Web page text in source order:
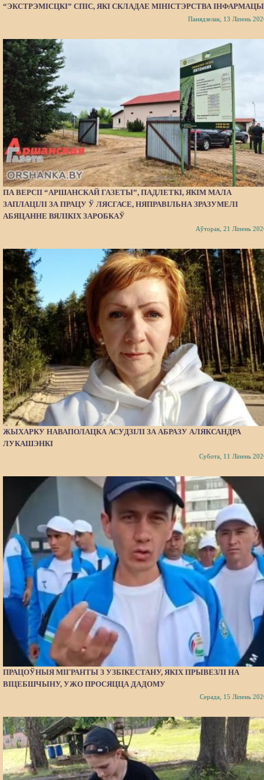
“ЭКСТРЭМІСЦКІ” СПІС, ЯКІ СКЛАДАЕ МІНІСТЭРСТВА
Панядзелак, 13 Ліпень
ПА ВЕРСІІ “АРШАНСКАЙ ГАЗЕТЫ”, ПАДЛЕТКІ, ЯКІМ МАЛА
ЗАПЛАЦІЛІ ЗА ПРАЦУ Ў ЛЯСГАСЕ, НЯПРАВІЛЬНА ЗРАЗУМЕЛІ
АБЯЦАННЕ ВЯЛІКІХ ЗАРОБКАЎ
Аўторак, 21 Ліпень
ЖЫХАРКУ НАВАПОЛАЦКА АСУДЗІЛІ ЗА АБРАЗУ АЛЯКСАНДРА
ЛУКАШЭНКІ
Субота, 11 Ліпень
ПРАЦОЎНЫЯ МІГРАНТЫ З УЗБІКЕСТАНУ, ЯКІХ ПРЫВЕЗЛІ НА
ВІЦЕБШЧЫНУ, УЖО ПРОСЯЦЦА ДАДОМУ
Серада, 15 Ліпень